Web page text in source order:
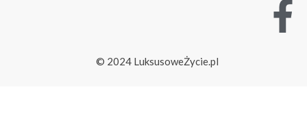
© 2024 LuksusoweŻycie.pl